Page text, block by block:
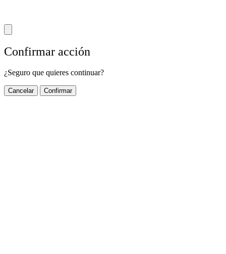
Confirmar acción
¿Seguro que quieres continuar?
Cancelar Confirmar